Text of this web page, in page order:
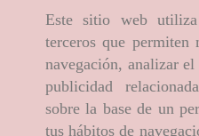
Este sitio web
terceros que permiten
navegación, analizar
publicidad
sobre la base de un
tus hábitos de